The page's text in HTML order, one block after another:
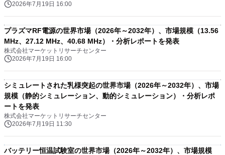
2026年7月19日 16:00
プラズマRF電源の世界市場（2026年～2032年）、市場規模（13.56
MHz、27.12 MHz、40.68 MHz）・分析レポートを発表
株式会社マーケットリサーチセンター
2026年7月19日 16:00
シミュレートされた乳様突起の世界市場（2026年～2032年）、市場
規模（静的シミュレーション、動的シミュレーション）・分析レポ
ートを発表
株式会社マーケットリサーチセンター
2026年7月19日 11:30
バッテリー恒温試験室の世界市場（2026年～2032年）、市場規模